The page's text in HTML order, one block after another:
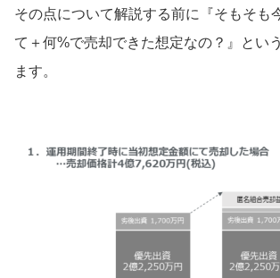
その点について解説する前に『そもそも
て＋何%で売却できた想定なの？』とい
ます。